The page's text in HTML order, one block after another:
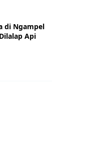
di Ngampel
Api